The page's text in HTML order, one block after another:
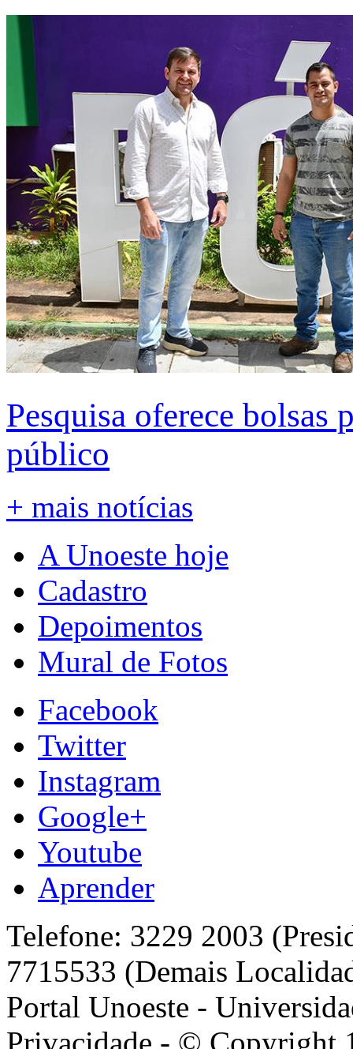
Pesquisa oferece bolsas
público
+ mais notícias
A Unoeste hoje
Cadastro
Depoimentos
Mural de Fotos
Facebook
Twitter
Instagram
Google+
Youtube
Aprender
Telefone: 3229 2003
7715533 (Demais
Portal Unoeste -